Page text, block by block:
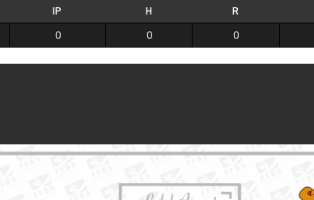
IP H R
0 0 0